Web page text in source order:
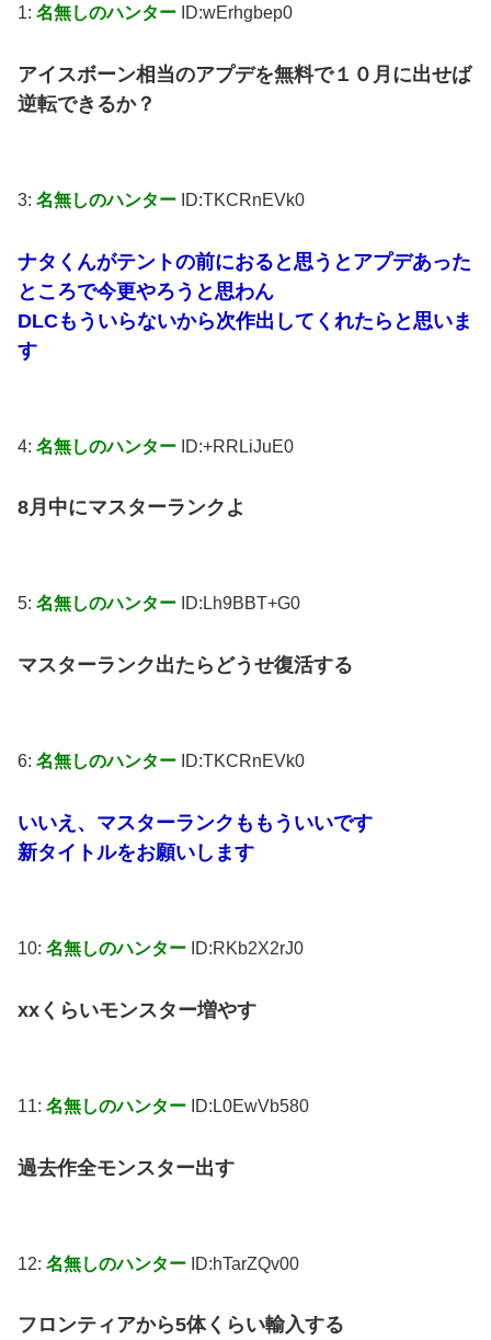
1: 名無しのハンター ID:wErhgbep0
アイスボーン相当のアプデを無料で１０月に出せば
逆転できるか？
3: 名無しのハンター ID:TKCRnEVk0
ナタくんがテントの前におると思うとアプデあった
ところで今更やろうと思わん
DLCもういらないから次作出してくれたらと思いま
す
4: 名無しのハンター ID:+RRLiJuE0
8月中にマスターランクよ
5: 名無しのハンター ID:Lh9BBT+G0
マスターランク出たらどうせ復活する
6: 名無しのハンター ID:TKCRnEVk0
いいえ、マスターランクももういいです
新タイトルをお願いします
10: 名無しのハンター ID:RKb2X2rJ0
xxくらいモンスター増やす
11: 名無しのハンター ID:L0EwVb580
過去作全モンスター出す
12: 名無しのハンター ID:hTarZQv00
フロンティアから5体くらい輸入する